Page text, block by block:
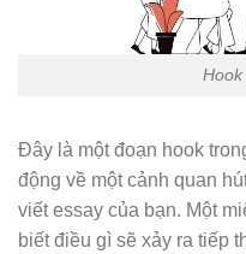
Đây là một đoạn hook
động về một cảnh quan
viết essay của bạn. Một
biết điều gì sẽ xảy ra tiếp